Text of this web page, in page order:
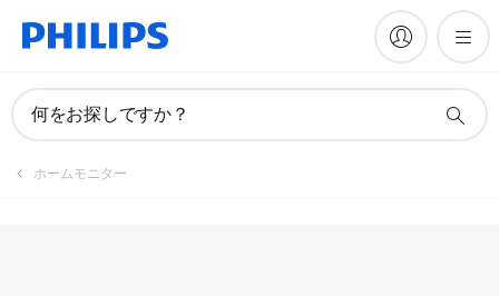
何をお探しですか？
ホームモニター
マニュアルとドキュメント